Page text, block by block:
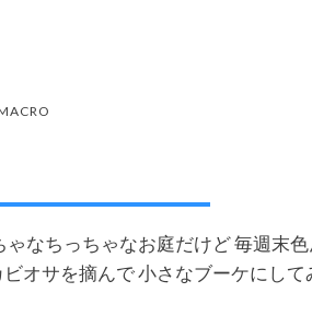
なちっちゃなお庭だけど 毎週末
オサを摘んで 小さなブーケにして